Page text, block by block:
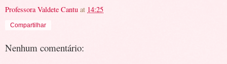
Professora Valdete Cantu at 14:25
Compartilhar
Nenhum comentário: